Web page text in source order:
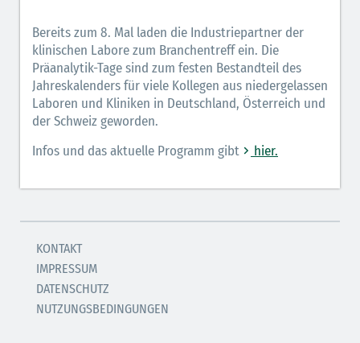
Bereits zum 8. Mal laden die Industriepartner der
klinischen Labore zum Branchentreff ein. Die
Präanalytik-Tage sind zum festen Bestandteil des
Jahreskalenders für viele Kollegen aus niedergelassen
Laboren und Kliniken in Deutschland, Österreich und
der Schweiz geworden.
Infos und das aktuelle Programm gibt
hier.
KONTAKT
IMPRESSUM
DATENSCHUTZ
NUTZUNGSBEDINGUNGEN